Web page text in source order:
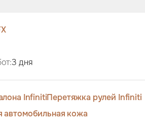
3 дня
InfinitiПеретяжка рулей Infiniti
автомобильная кожа